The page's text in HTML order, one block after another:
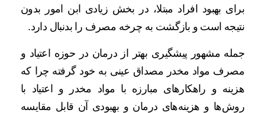
برای بهبود افراد مبتلا، در بخش زیادی ابن امور بدون
نتیجه است و بازگشت به چرخه مصرف را بدنبال دارد.
جمله مشهور پیشگیری بهتر از درمان در حوزه اعتیاد و
مصرف مواد مخدر مصداق عینی به خود گرفته چرا که
هزینه و راهکارهای مبارزه با مواد مخدر و اعتیاد با
روش‌ها و هزینه‌های درمان و بهبودی آن قابل مقایسه